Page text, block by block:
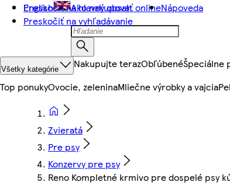
Preskočiť na hlavný obsah
Preskočiť na vyhľadávanie
English Ako nakupovať onlineNápoveda
Všetky kategórie Nakupujte terazObľúbenéŠpeciálne
Top ponukyOvocie, zeleninaMliečne výrobky a vajcia
Zvieratá
Pre psy
Konzervy pre psy
Reno Kompletné krmivo pre dospelé psy